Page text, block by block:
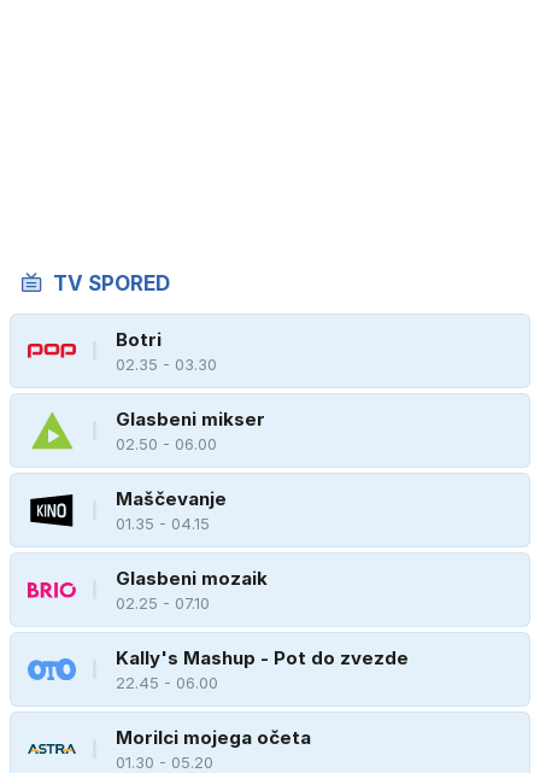
TV SPORED
Botri
02.35 - 03.30
Glasbeni mikser
02.50 - 06.00
Maščevanje
01.35 - 04.15
Glasbeni mozaik
02.25 - 07.10
Kally's Mashup - Pot do zvezde
22.45 - 06.00
Morilci mojega očeta
01.30 - 05.20